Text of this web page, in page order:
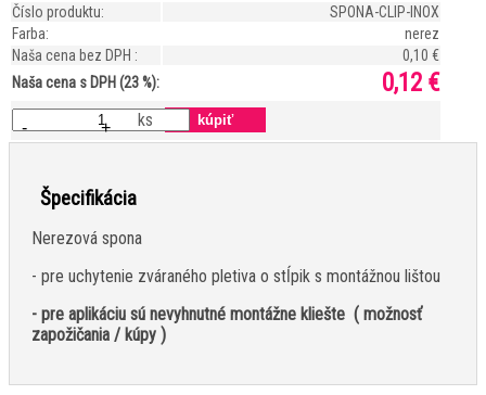
Číslo produktu:
SPONA-CLIP-INOX
Farba:
nerez
Naša cena bez DPH :
0,10 €
Naša cena s DPH (23 %):
0,12 €
- + ks
Špecifikácia
Nerezová spona
- pre uchytenie zváraného pletiva o stĺpik s montážnou lištou
- pre aplikáciu sú nevyhnutné montážne kliešte ( možnosť
zapožičania / kúpy )